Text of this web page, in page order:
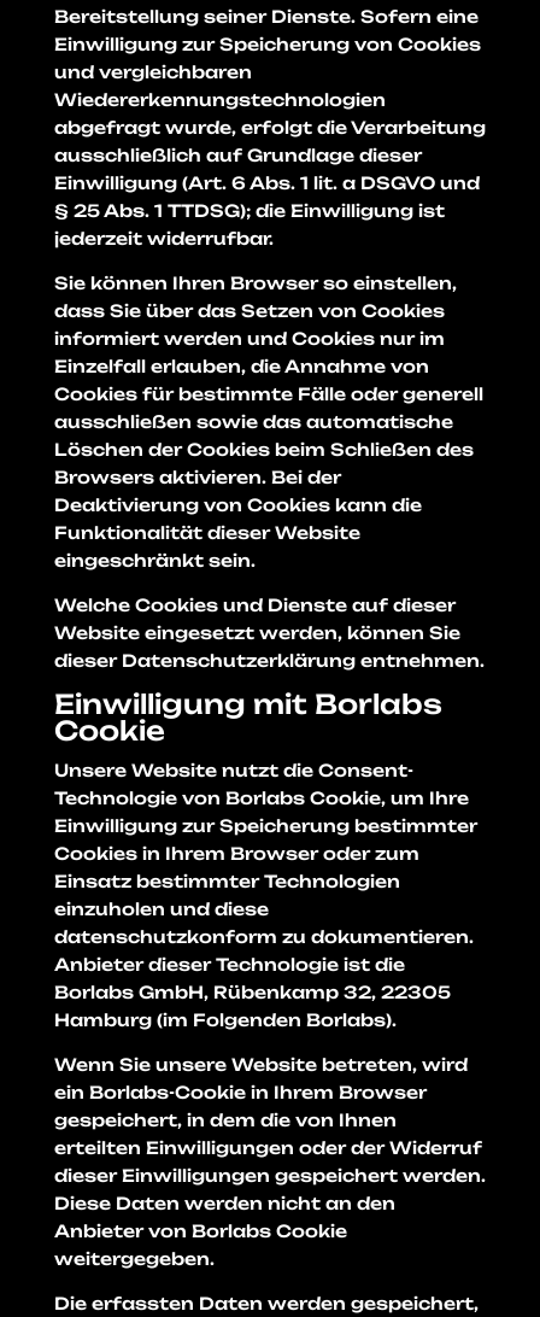
Bereitstellung seiner Dienste. Sofern eine
Einwilligung zur Speicherung von Cookies
und vergleichbaren
Wiedererkennungstechnologien
abgefragt wurde, erfolgt die Verarbeitung
ausschließlich auf Grundlage dieser
Einwilligung (Art. 6 Abs. 1 lit. a DSGVO und
§ 25 Abs. 1 TTDSG); die Einwilligung ist
jederzeit widerrufbar.
Sie können Ihren Browser so einstellen,
dass Sie über das Setzen von Cookies
informiert werden und Cookies nur im
Einzelfall erlauben, die Annahme von
Cookies für bestimmte Fälle oder generell
ausschließen sowie das automatische
Löschen der Cookies beim Schließen des
Browsers aktivieren. Bei der
Deaktivierung von Cookies kann die
Funktionalität dieser Website
eingeschränkt sein.
Welche Cookies und Dienste auf dieser
Website eingesetzt werden, können Sie
dieser Datenschutzerklärung entnehmen.
Einwilligung mit Borlabs
Cookie
Unsere Website nutzt die Consent-
Technologie von Borlabs Cookie, um Ihre
Einwilligung zur Speicherung bestimmter
Cookies in Ihrem Browser oder zum
Einsatz bestimmter Technologien
einzuholen und diese
datenschutzkonform zu dokumentieren.
Anbieter dieser Technologie ist die
Borlabs GmbH, Rübenkamp 32, 22305
Hamburg (im Folgenden Borlabs).
Wenn Sie unsere Website betreten, wird
ein Borlabs-Cookie in Ihrem Browser
gespeichert, in dem die von Ihnen
erteilten Einwilligungen oder der Widerruf
dieser Einwilligungen gespeichert werden.
Diese Daten werden nicht an den
Anbieter von Borlabs Cookie
weitergegeben.
Die erfassten Daten werden gespeichert,